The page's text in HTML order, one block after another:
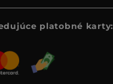
platobné karty: